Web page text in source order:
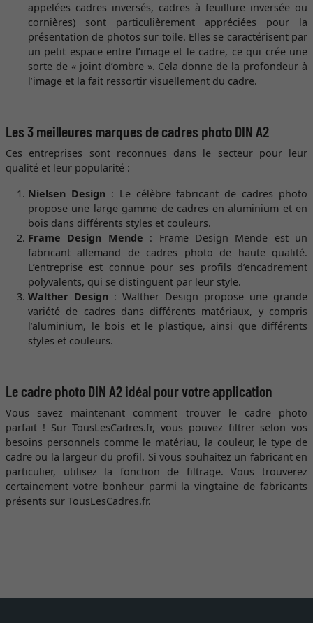
appelées cadres inversés, cadres à feuillure inversée ou
cornières) sont particulièrement appréciées pour la
présentation de photos sur toile. Elles se caractérisent par
un petit espace entre l’image et le cadre, ce qui crée une
sorte de « joint d’ombre ». Cela donne de la profondeur à
l’image et la fait ressortir visuellement du cadre.
Les 3 meilleures marques de cadres photo DIN A2
Ces entreprises sont reconnues dans le secteur pour leur
qualité et leur popularité :
Nielsen Design: Le célèbre fabricant de cadres photo
propose une large gamme de cadres en aluminium et en
bois dans différents styles et couleurs.
Frame Design Mende : Frame Design Mende est un
fabricant allemand de cadres photo de haute qualité.
L’entreprise est connue pour ses profils d’encadrement
polyvalents, qui se distinguent par leur style.
Walther Design : Walther Design propose une grande
variété de cadres dans différents matériaux, y compris
l’aluminium, le bois et le plastique, ainsi que différents
styles et couleurs.
Le cadre photo DIN A2 idéal pour votre application
Vous savez maintenant comment trouver le cadre photo
parfait ! Sur TousLesCadres.fr, vous pouvez filtrer selon vos
besoins personnels comme le matériau, la couleur, le type de
cadre ou la largeur du profil. Si vous souhaitez un fabricant en
particulier, utilisez la fonction de filtrage. Vous trouverez
certainement votre bonheur parmi la vingtaine de fabricants
présents sur TousLesCadres.fr.